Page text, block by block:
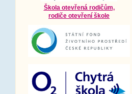
Škola otevřená rodičům,
rodiče otevření škole